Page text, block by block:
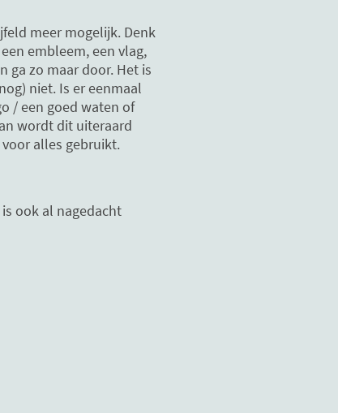
meer mogelijk. Denk
embleem, een vlag,
ga zo maar door. Het is
niet. Is er eenmaal
/ een goed waten of
wordt dit uiteraard
alles gebruikt.
ook al nagedacht